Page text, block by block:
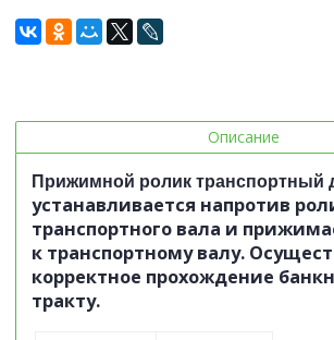
Описание
Прижимной ролик транспортный
устанавливается напротив
транспортного вала и
к транспортному валу.
корректное прохождение
тракту.